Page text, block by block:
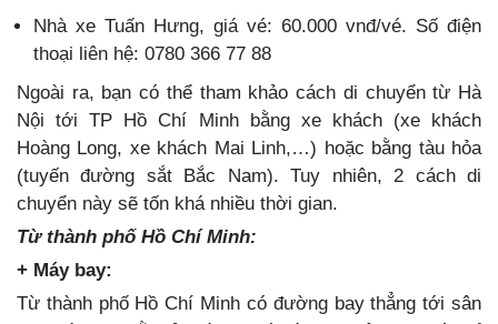
Nhà xe Tuấn Hưng, giá vé: 60.000 vnđ/vé. Số điện
thoại liên hệ: 0780 366 77 88
Ngoài ra, bạn có thể tham khảo cách di chuyển từ Hà
Nội tới TP Hồ Chí Minh bằng xe khách (xe khách
Hoàng Long, xe khách Mai Linh,…) hoặc bằng tàu hỏa
(tuyến đường sắt Bắc Nam). Tuy nhiên, 2 cách di
chuyển này sẽ tốn khá nhiều thời gian.
Từ thành phố Hồ Chí Minh:
+ Máy bay:
Từ thành phố Hồ Chí Minh có đường bay thẳng tới sân